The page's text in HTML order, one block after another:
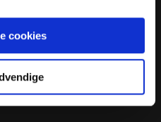
cookies
·adm@dsn.dk